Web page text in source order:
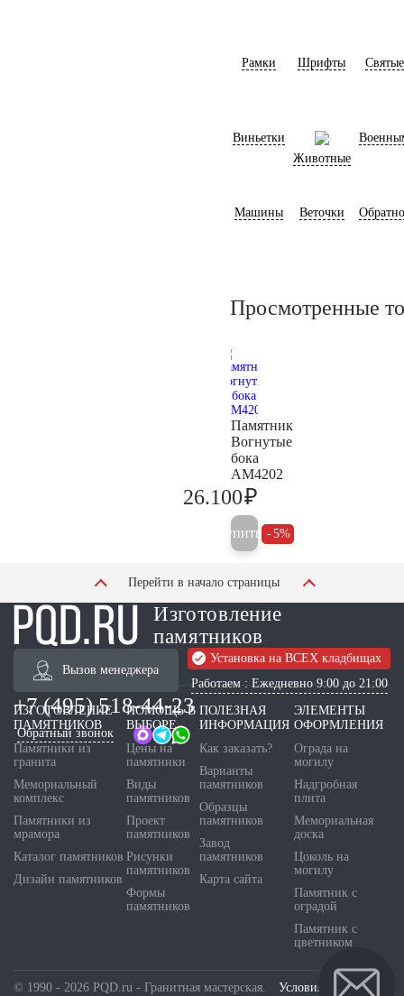
Рамки Шрифты Святые
Виньетки
Животные
Машины Веточки
Просмотренные
Памятник
Вогнутые
бока
AM4202
26.100₽
Купить 5%
Перейти в начало страницы
Изготовление
памятников
Вызов менеджера
Установка на ВСЕХ кладбищах
Работаем : Ежедневно 9:00 до 21:00
+7 (495) 518-44-23
Обратный звонок
ИЗГОТОВЛЕНИЕ
ПАМЯТНИКОВ
Памятники из
гранита
Мемориальный
комплекс
Памятники из
мрамора
Каталог памятников
Дизайн памятников
ПОМОЩЬ В
ВЫБОРЕ
Цены на
памятники
Виды
памятников
Проект
памятников
Рисунки
памятников
Формы
памятников
ПОЛЕЗНАЯ
ИНФОРМАЦИЯ
Как заказать?
Варианты
памятников
Образцы
памятников
Завод
памятников
Карта сайта
ЭЛЕМЕНТЫ
ОФОРМЛЕНИЯ
Ограда на
могилу
Надгробная
плита
Мемориальная
доска
Цоколь на
могилу
Памятник с
оградой
Памятник с
цветником
© 1990 - 2026 PQD.ru - Гранитная мастерская. Условия